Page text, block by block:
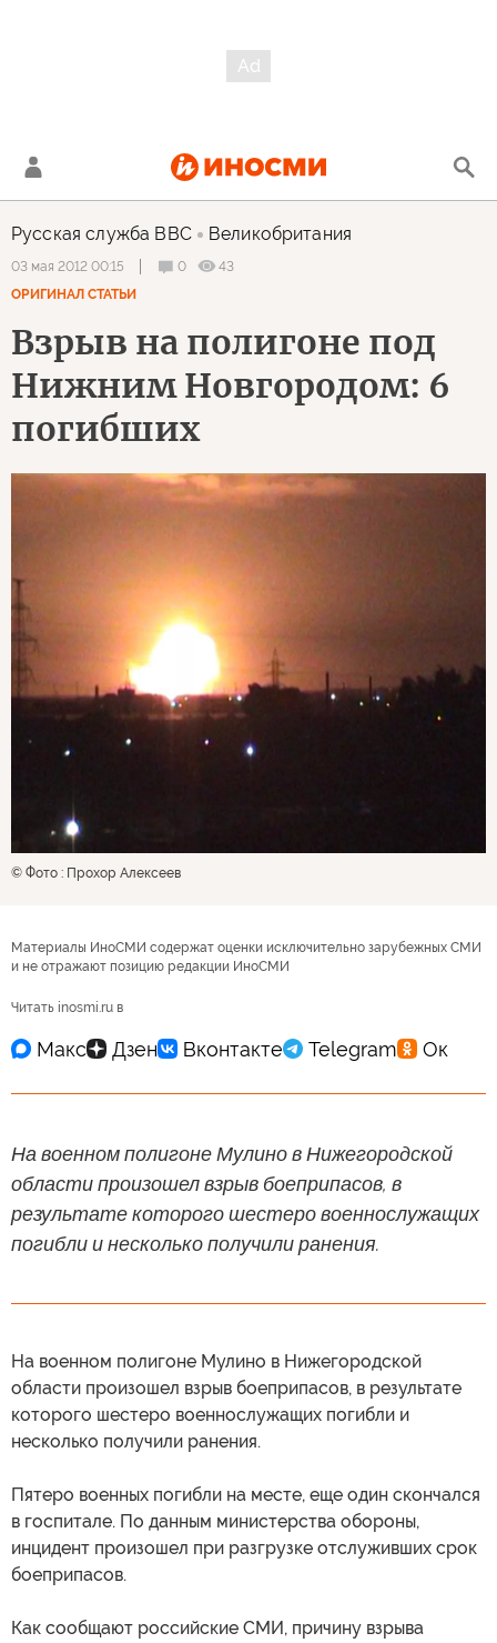
Русская служба BBC Великобритания
03 мая 2012 00:15 0
43
ОРИГИНАЛ СТАТЬИ
Взрыв на полигоне под
Нижним Новгородом: 6
погибших
© Фото : Прохор Алексеев
Материалы ИноСМИ содержат оценки исключительно зарубежных СМИ
и не отражают позицию редакции ИноСМИ
Читать inosmi.ru в
На военном полигоне Мулино в Нижегородской
области произошел взрыв боеприпасов, в
результате которого шестеро военнослужащих
погибли и несколько получили ранения.
На военном полигоне Мулино в Нижегородской
области произошел взрыв боеприпасов, в результате
которого шестеро военнослужащих погибли и
несколько получили ранения.
Пятеро военных погибли на месте, еще один скончался
в госпитале. По данным министерства обороны,
инцидент произошел при разгрузке отслуживших срок
боеприпасов.
Как сообщают российские СМИ, причину взрыва